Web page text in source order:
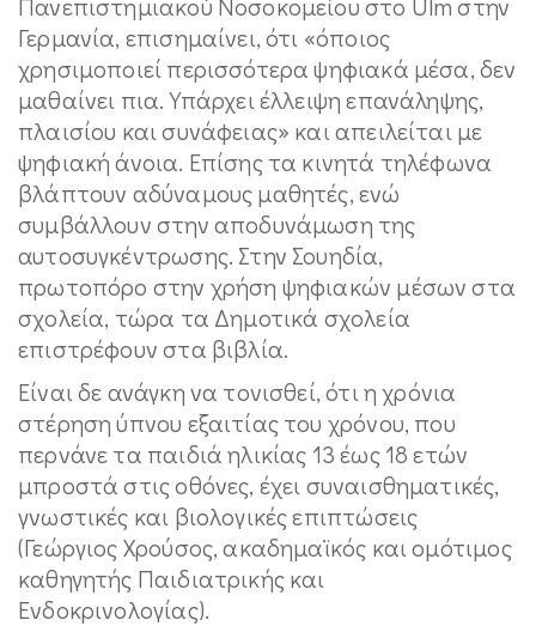
Γερμανία, επισημαίνει, ότι «όποιος
χρησιμοποιεί περισσότερα ψηφιακά μέσα, δεν
μαθαίνει πια. Υπάρχει έλλειψη επανάληψης,
πλαισίου και συνάφειας» και απειλείται με
ψηφιακή άνοια. Επίσης τα κινητά τηλέφωνα
βλάπτουν αδύναμους μαθητές, ενώ
συμβάλλουν στην αποδυνάμωση της
αυτοσυγκέντρωσης. Στην Σουηδία,
πρωτοπόρο στην χρήση ψηφιακών μέσων στα
σχολεία, τώρα τα Δημοτικά σχολεία
επιστρέφουν στα βιβλία.
Είναι δε ανάγκη να τονισθεί, ότι η χρόνια
στέρηση ύπνου εξαιτίας του χρόνου, που
περνάνε τα παιδιά ηλικίας 13 έως 18 ετών
μπροστά στις οθόνες, έχει συναισθηματικές,
γνωστικές και βιολογικές επιπτώσεις
(Γεώργιος Χρούσος, ακαδημαϊκός και ομότιμος
καθηγητής Παιδιατρικής και
Ενδοκρινολογίας).